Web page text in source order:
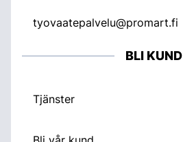
tyovaatepalvelu@promart.fi
BLI KUND
Tjänster